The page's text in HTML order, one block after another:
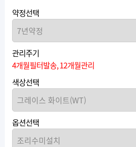
약정선택
관리주기
4개월필터발송, 12개월관리
색상선택
옵션선택